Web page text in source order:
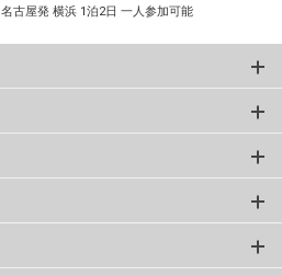
名古屋発 横浜 1泊2日 一人参加可能